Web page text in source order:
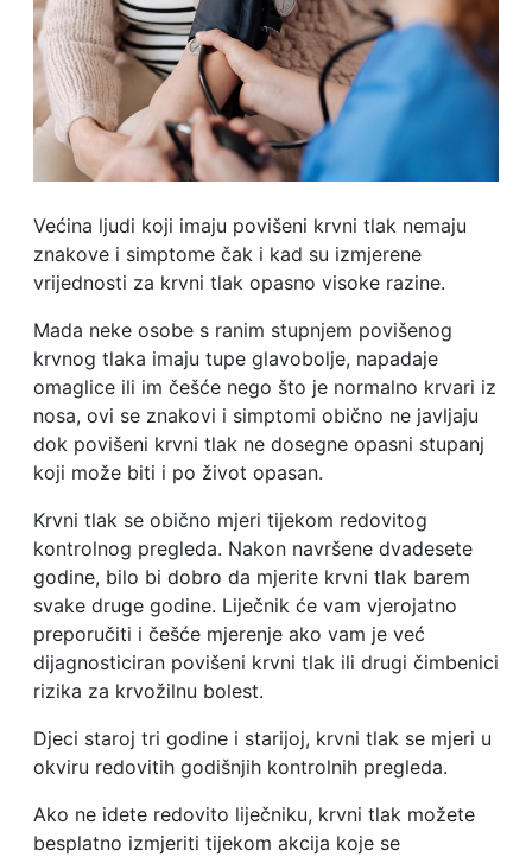
Većina ljudi koji imaju povišeni krvni tlak nemaju
znakove i simptome čak i kad su izmjerene
vrijednosti za krvni tlak opasno visoke razine.
Mada neke osobe s ranim stupnjem povišenog
krvnog tlaka imaju tupe glavobolje, napadaje
omaglice ili im češće nego što je normalno krvari iz
nosa, ovi se znakovi i simptomi obično ne javljaju
dok povišeni krvni tlak ne dosegne opasni stupanj
koji može biti i po život opasan.
Krvni tlak se obično mjeri tijekom redovitog
kontrolnog pregleda. Nakon navršene dvadesete
godine, bilo bi dobro da mjerite krvni tlak barem
svake druge godine. Liječnik će vam vjerojatno
preporučiti i češće mjerenje ako vam je već
dijagnosticiran povišeni krvni tlak ili drugi čimbenici
rizika za krvožilnu bolest.
Djeci staroj tri godine i starijoj, krvni tlak se mjeri u
okviru redovitih godišnjih kontrolnih pregleda.
Ako ne idete redovito liječniku, krvni tlak možete
besplatno izmjeriti tijekom akcija koje se